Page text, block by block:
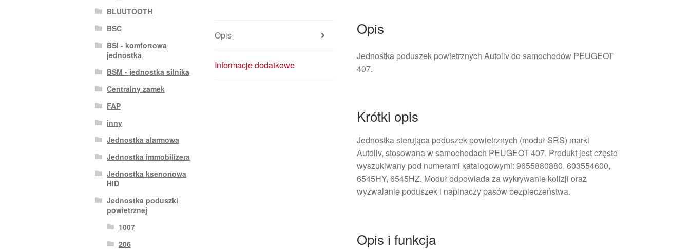
Opis
Informacje dodatkowe
Opis
Jednostka poduszek powietrznych Autoliv do samochodów PEUGEOT
407.
Krótki opis
Jednostka sterująca poduszek powietrznych (moduł SRS) marki
Autoliv, stosowana w samochodach PEUGEOT 407. Produkt jest często
wyszukiwany pod numerami katalogowymi: 9655880880, 603554600,
6545HY, 6545HZ. Moduł odpowiada za wykrywanie kolizji oraz
wyzwalanie poduszek i napinaczy pasów bezpieczeństwa.
Opis i funkcja
BLUUTOOTH
BSC
BSI - komfortowa
jednostka
BSM - jednostka silnika
Centralny zamek
FAP
inny
Jednostka alarmowa
Jednostka immobilizera
Jednostka ksenonowa
HID
Jednostka poduszki
powietrznej
1007
206